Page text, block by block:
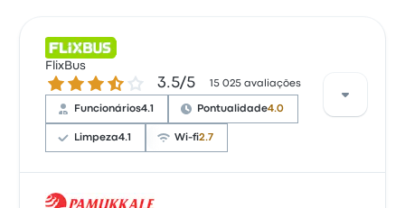
FlixBus
3.5 de 5 estrelas 3.5/5 15 025 avaliações
Funcionários4.1 Pontualidade4.0
Limpeza4.1 Wi-fi2.7
Com base em 15025 avaliações, a empresa foi